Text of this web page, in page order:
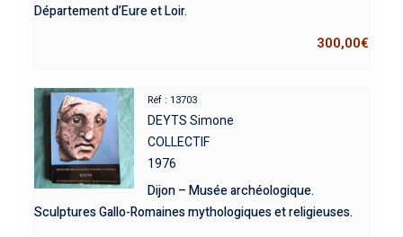
Département d’Eure et Loir.
300,00€
Réf : 13703
DEYTS Simone
COLLECTIF
1976
Dijon – Musée archéologique.
Sculptures Gallo-Romaines mythologiques et religieuses.